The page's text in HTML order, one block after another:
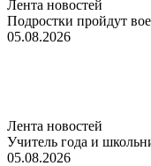
Лента новостей
Подростки пройдут
05.08.2026
Лента новостей
Учитель года и
05.08.2026